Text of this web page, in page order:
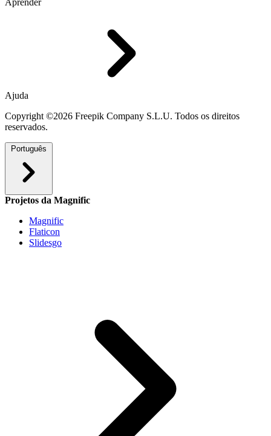
Ajuda
Copyright ©2026 Freepik Company S.L.U. Todos os direitos
reservados.
Português
Projetos da Magnific
Magnific
Flaticon
Slidesgo